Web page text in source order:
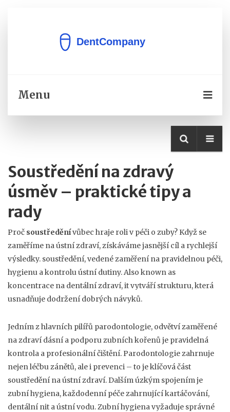
Menu
Soustředění na zdravý
úsměv – praktické tipy a
rady
Proč soustředěnívůbec hraje roli v péči o zuby? Když se
zaměříme na ústní zdraví, získáváme jasnější cíl a rychlejší
výsledky. soustředění,vedené zaměření na pravidelnou péči,
hygienu a kontrolu ústní dutiny. Also known as
koncentrace na dentální zdraví, it vytváří strukturu, která
usnadňuje dodržení dobrých návyků.
Jedním z hlavních pilířů parodontologie, odvětví zaměřené
na zdraví dásní a podporu zubních kořenůje pravidelná
kontrola a profesionální čištění. Parodontologie zahrnuje
nejen léčbu zánětů, ale i prevenci – to je klíčová část
soustředění na ústní zdraví. Dalším úzkým spojením je
zubní hygiena,každodenní péče zahrnující kartáčování,
dentální nit a ústní vodu. Zubní hygiena vyžaduje správné